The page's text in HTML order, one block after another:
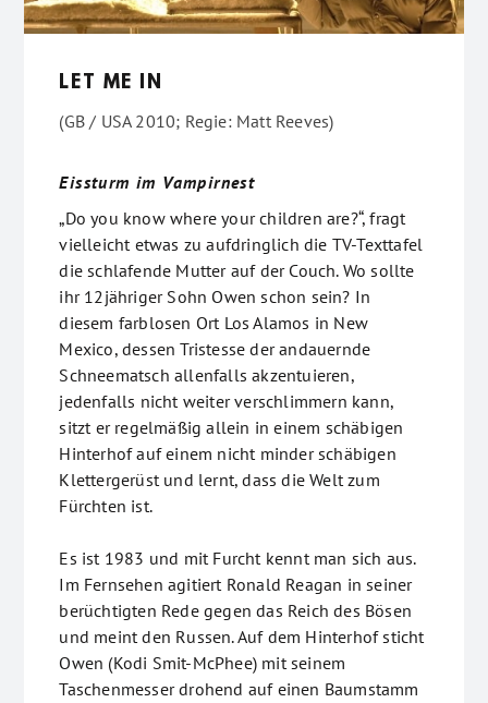
LET ME IN
(GB / USA 2010; Regie: Matt Reeves)
Eissturm im Vampirnest
„Do you know where your children are?“, fragt
vielleicht etwas zu aufdringlich die TV-Texttafel
die schlafende Mutter auf der Couch. Wo sollte
ihr 12jähriger Sohn Owen schon sein? In
diesem farblosen Ort Los Alamos in New
Mexico, dessen Tristesse der andauernde
Schneematsch allenfalls akzentuieren,
jedenfalls nicht weiter verschlimmern kann,
sitzt er regelmäßig allein in einem schäbigen
Hinterhof auf einem nicht minder schäbigen
Klettergerüst und lernt, dass die Welt zum
Fürchten ist.
Es ist 1983 und mit Furcht kennt man sich aus.
Im Fernsehen agitiert Ronald Reagan in seiner
berüchtigten Rede gegen das Reich des Bösen
und meint den Russen. Auf dem Hinterhof sticht
Owen (Kodi Smit-McPhee) mit seinem
Taschenmesser drohend auf einen Baumstamm